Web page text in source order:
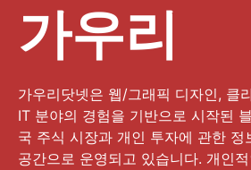
가우리
가우리닷넷은 웹/그래픽 디자인, 클
IT 분야의 경험을 기반으로 시작된
국 주식 시장과 개인 투자에 관한 정
공간으로 운영되고 있습니다. 개인